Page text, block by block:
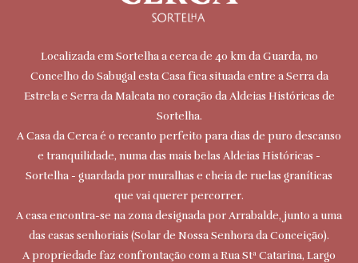
Localizada em Sortelha a cerca de 40 km da Guarda, no
Concelho do Sabugal esta Casa fica situada entre a Serra da
Estrela e Serra da Malcata no coração da Aldeias Históricas de
Sortelha.
A Casa da Cerca é o recanto perfeito para dias de puro descanso
e tranquilidade, numa das mais belas Aldeias Históricas -
Sortelha - guardada por muralhas e cheia de ruelas graníticas
que vai querer percorrer.
A casa encontra-se na zona designada por Arrabalde, junto a uma
das casas senhoriais (Solar de Nossa Senhora da Conceição).
A propriedade faz confrontação com a Rua Stª Catarina, Largo